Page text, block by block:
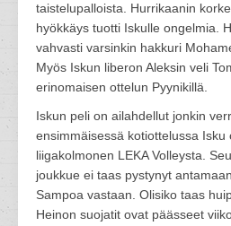
taistelupalloista. Hurrikaanin
hyökkäys tuotti Iskulle ongelmia.
vahvasti varsinkin hakkuri
Myös Iskun liberon Aleksin veli
erinomaisen ottelun Pyynikillä.
Iskun peli on ailahdellut jonkin
ensimmäisessä kotiottelussa Isku
liigakolmonen LEKA Volleysta.
joukkue ei taas pystynyt
Sampoa vastaan. Olisiko taas
Heinon suojatit ovat päässeet